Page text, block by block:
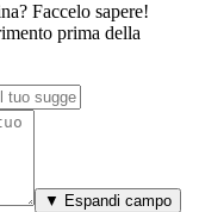
Faccelo sapere!
prima della
▼ Espandi campo